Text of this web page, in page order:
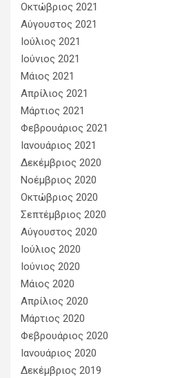
Οκτώβριος 2021
Αύγουστος 2021
Ιούλιος 2021
Ιούνιος 2021
Μάιος 2021
Απρίλιος 2021
Μάρτιος 2021
Φεβρουάριος 2021
Ιανουάριος 2021
Δεκέμβριος 2020
Νοέμβριος 2020
Οκτώβριος 2020
Σεπτέμβριος 2020
Αύγουστος 2020
Ιούλιος 2020
Ιούνιος 2020
Μάιος 2020
Απρίλιος 2020
Μάρτιος 2020
Φεβρουάριος 2020
Ιανουάριος 2020
Δεκέμβριος 2019